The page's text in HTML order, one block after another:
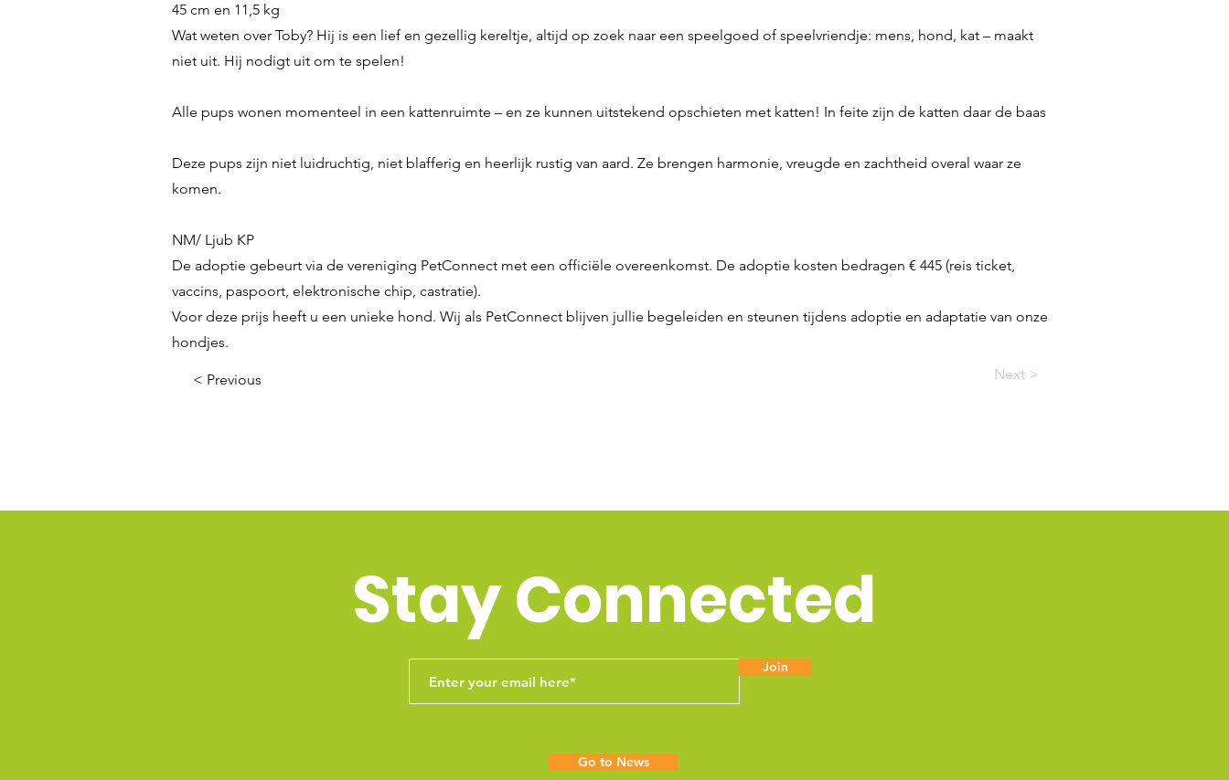
45 cm en 11,5 kg
Wat weten over Toby? Hij is een lief en gezellig kereltje, altijd op zoek naar een speelgoed of speelvriendje: mens, hond, kat – maakt
niet uit. Hij nodigt uit om te spelen!
Alle pups wonen momenteel in een kattenruimte – en ze kunnen uitstekend opschieten met katten! In feite zijn de katten daar de baas
Deze pups zijn niet luidruchtig, niet blafferig en heerlijk rustig van aard. Ze brengen harmonie, vreugde en zachtheid overal waar ze
komen.
NM/ Ljub KP
De adoptie gebeurt via de vereniging PetConnect met een officiële overeenkomst. De adoptie kosten bedragen € 445 (reis ticket,
vaccins, paspoort, elektronische chip, castratie).
Voor deze prijs heeft u een unieke hond. Wij als PetConnect blijven jullie begeleiden en steunen tijdens adoptie en adaptatie van onze
hondjes.
< Previous Next >
Stay Connected
Join
Go to News